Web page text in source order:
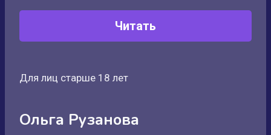
Читать
Для лиц старше 18 лет
Ольга Рузанова